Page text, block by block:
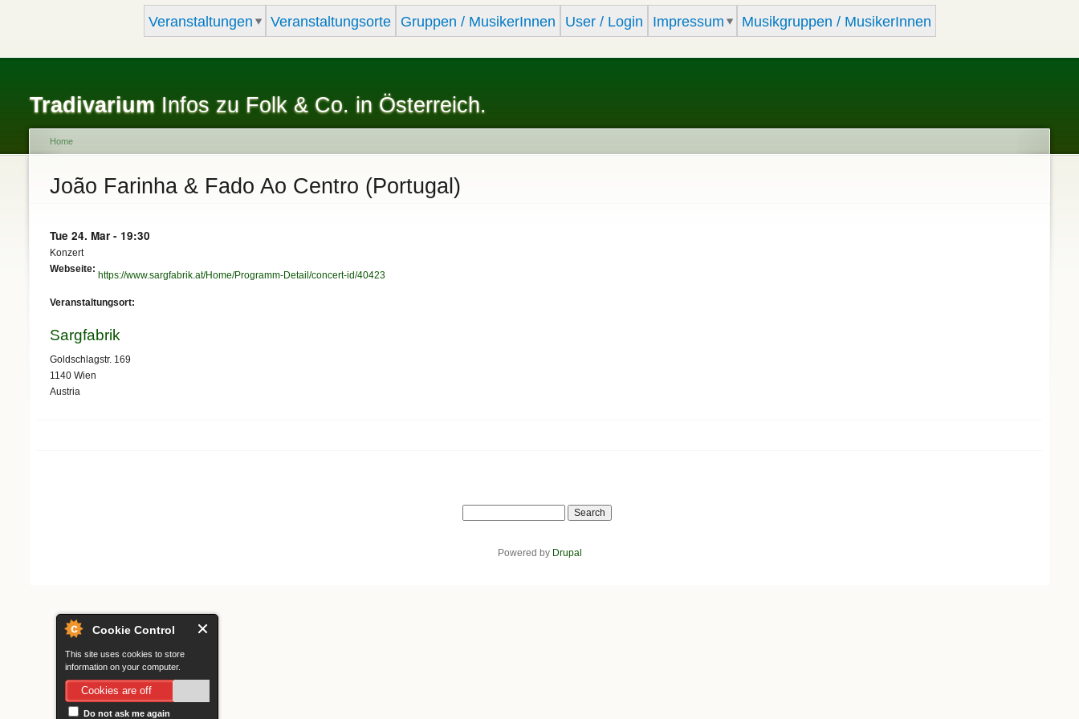
Cookie Control
This site uses cookies to store
information on your computer.
Cookies are off
Do not ask me again
main
content
Veranstaltungen Veranstaltungsorte Gruppen / MusikerInnen User / Login Impressum Musikgruppen / MusikerInnen
Tradivarium Infos zu Folk & Co. in Österreich.
You are here
Home
João Farinha & Fado Ao Centro (Portugal)
Tue 24. Mar - 19:30
Konzert
Webseite:
https://www.sargfabrik.at/Home/Programm-Detail/concert-id/40423
Veranstaltungsort:
Sargfabrik
Goldschlagstr. 169
1140 Wien
Austria
Powered by Drupal